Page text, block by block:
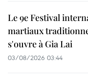
Le 9e Festival
martiaux
s'ouvre à Gia Lai
03/08/2026 03:44